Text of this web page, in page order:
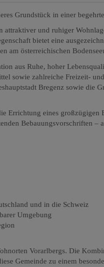
Grundstück in einer
und ruhiger
bietet eine
am österreichischen
aus Ruhe, hoher
sowie zahlreiche Freizeit-
Bregenz sowie die
Errichtung eines großzügigen
Bebauungsvorschriften –
und in die Schweiz
Umgebung
Vorarlbergs. Die
Gemeinde zu einem